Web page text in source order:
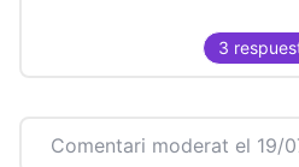
3
Comentari moderat el 19/